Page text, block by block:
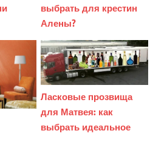
выбрать для крестин
Алены?
Ласковые прозвища
для Матвея: как
выбрать идеальное